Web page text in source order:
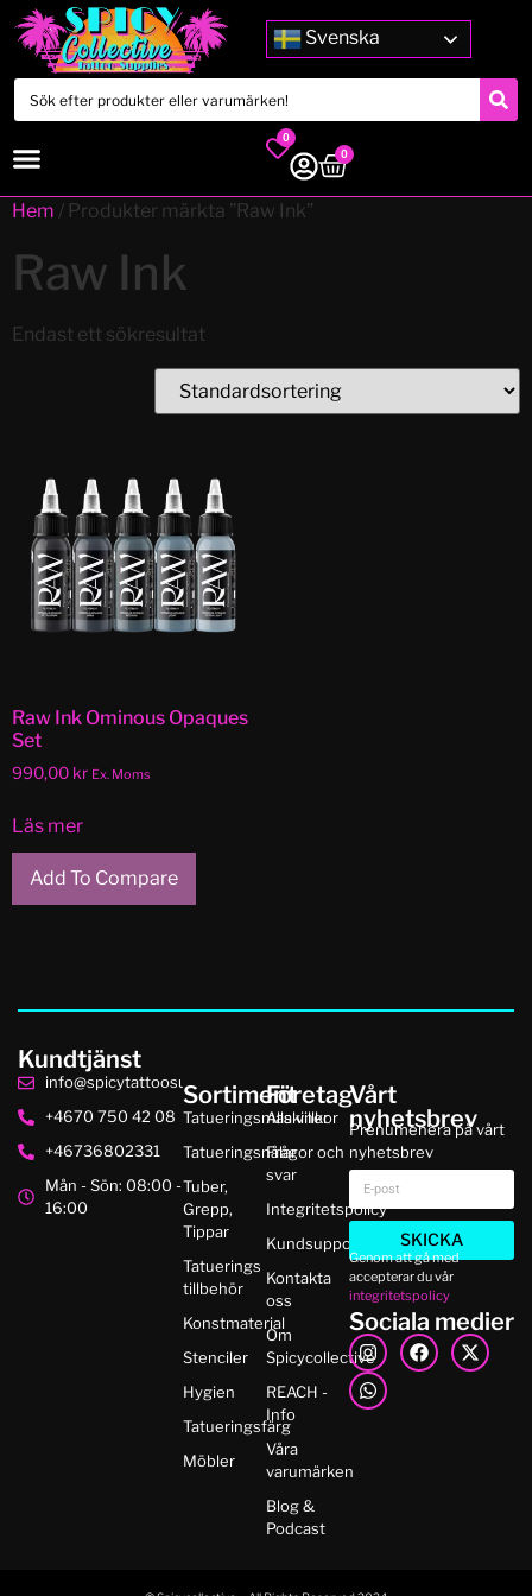
Svenska
0
0
Hem / Produkter märkta ”Raw Ink”
Raw Ink
Endast ett sökresultat
Raw Ink Ominous Opaques
Set
990,00 kr Ex. Moms
Läs mer
Add To Compare
Kundtjänst
info@spicytattoosupplies.se
+4670 750 42 08
+46736802331
Mån - Sön: 08:00 -
16:00
Sortiment
Tatueringsmaskiner
Tatueringsnålar
Tuber,
Grepp,
Tippar
Tatuerings
tillbehör
Konstmaterial
Stenciler
Hygien
Tatueringsfärg
Möbler
Företag
Alla villkor
Frågor och
svar
Integritetspolicy
Kundsupport
Kontakta
oss
Om
Spicycollective
REACH -
Info
Våra
varumärken
Blog &
Podcast
Vårt
nyhetsbrev
Prenumenera på vårt
nyhetsbrev
SKICKA
Genom att gå med
accepterar du vår
integritetspolicy
Sociala medier